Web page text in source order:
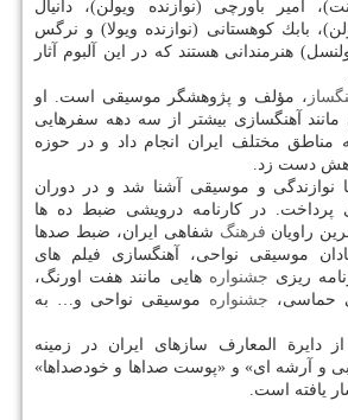
امیر باورچی (نوازنده ویولن)، دانیال
بابك كوهستانی (نوازنده ویولا) و نرگس
هنرمندانی هستند كه در این آلبوم آثار
، مؤلف و پژوهشگر موسیقی است. او
مانند آهنگسازی بیشتر از سه دهه سفرهایی
را به مناطق مختلف ایران انجام داد و در حوزه
دست زد.
نوازندگی و موسیقی آشنا شد و در دوران
پرداخت. در كارنامه درویشی ضبط ده ها
راویان فرهنگ شفاهی ایران، ضبط صدها
موسیقی نواحی، آهنگسازی فیلم های
ریزی جشنواره هایی مانند هفت اورنگ،
حماسی، جشنواره موسیقی نواحی و… به
جلد از دایرة المعارف سازهای ایران در زمینه
و آرشه ای» و «پوست صداها و خودصداها»
یافته است.